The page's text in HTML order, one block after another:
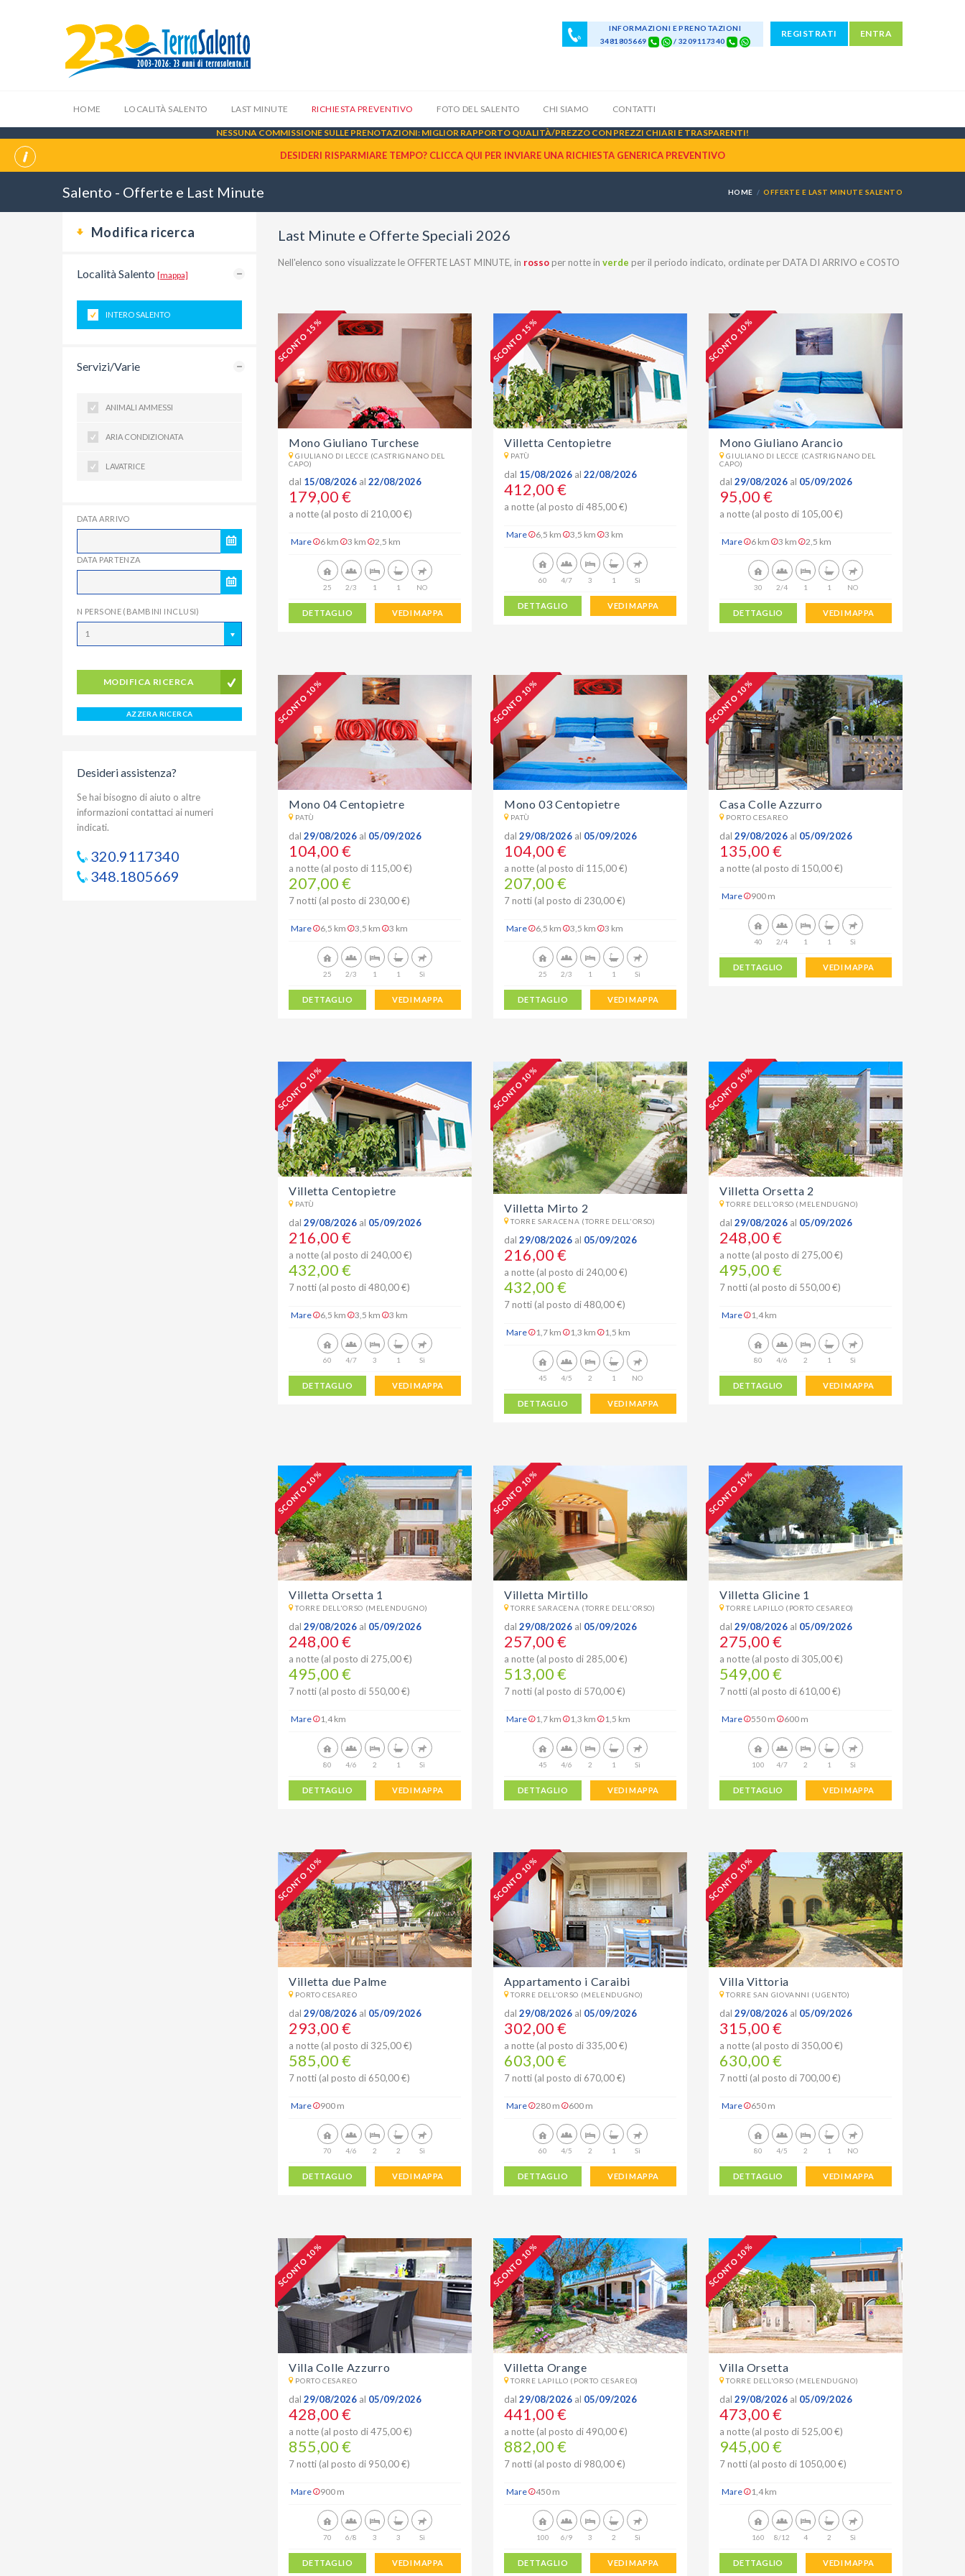
REGISTRATI ENTRA
INFORMAZIONI E PRENOTAZIONI
3481805669
/ 3209117340
HOME LOCALITÀ SALENTO LAST MINUTE RICHIESTA PREVENTIVO FOTO DEL SALENTO CHI SIAMO CONTATTI
NESSUNA COMMISSIONE SULLE PRENOTAZIONI: MIGLIOR RAPPORTO QUALITÀ/PREZZO CON PREZZI CHIARI E TRASPARENTI!
DESIDERI RISPARMIARE TEMPO? CLICCA QUI PER INVIARE UNA RICHIESTA GENERICA PREVENTIVO
Salento - Offerte e Last Minute HOME OFFERTE E LAST MINUTE SALENTO
Modifica ricerca
Località Salento [mappa]
INTERO SALENTO
Servizi/Varie
ANIMALI AMMESSI
ARIA CONDIZIONATA
LAVATRICE
DATA ARRIVO
DATA PARTENZA
N PERSONE (BAMBINI INCLUSI)
1
MODIFICA RICERCA
AZZERA RICERCA
Desideri assistenza?
Se hai bisogno di aiuto o altre
informazioni contattaci ai numeri
indicati.
320.9117340
348.1805669
Last Minute e Offerte Speciali 2026
Nell'elenco sono visualizzate le OFFERTE LAST MINUTE, in rosso per notte in verde per il periodo indicato, ordinate per DATA DI ARRIVO e COSTO
SCONTO 15 %
Mono Giuliano Turchese
GIULIANO DI LECCE (CASTRIGNANO DEL
CAPO)
dal 15/08/2026 al 22/08/2026
179,00 €
a notte (al posto di 210,00 €)
Mare 6 km 3 km 2,5 km
NO
1
1
2/3
25
DETTAGLIO VEDI MAPPA
SCONTO 15 %
Villetta Centopietre
PATÙ
dal 15/08/2026al 22/08/2026
412,00 €
a notte (al posto di 485,00 €)
Mare 6,5 km 3,5 km 3 km
Sì
1
3
4/7
60
DETTAGLIO VEDI MAPPA
SCONTO 10 %
Mono Giuliano Arancio
GIULIANO DI LECCE (CASTRIGNANO DEL
CAPO)
dal 29/08/2026al 05/09/2026
95,00 €
a notte (al posto di 105,00 €)
Mare 6 km 3 km 2,5 km
NO
1
1
2/4
30
DETTAGLIO VEDI MAPPA
SCONTO 10 %
Mono 04 Centopietre
PATÙ
dal 29/08/2026 al 05/09/2026
104,00 €
a notte (al posto di 115,00 €)
207,00 €
7 notti (al posto di 230,00 €)
Mare 6,5 km 3,5 km 3 km
Sì
1
1
2/3
25
DETTAGLIO VEDI MAPPA
SCONTO 10 %
Mono 03 Centopietre
PATÙ
dal 29/08/2026al 05/09/2026
104,00 €
a notte (al posto di 115,00 €)
207,00 €
7 notti (al posto di 230,00 €)
Mare 6,5 km 3,5 km 3 km
Sì
1
1
2/3
25
DETTAGLIO VEDI MAPPA
SCONTO 10 %
Casa Colle Azzurro
PORTO CESAREO
dal 29/08/2026al 05/09/2026
135,00 €
a notte (al posto di 150,00 €)
Mare 900 m
Sì
1
1
2/4
40
DETTAGLIO VEDI MAPPA
SCONTO 10 %
Villetta Centopietre
PATÙ
dal 29/08/2026 al 05/09/2026
216,00 €
a notte (al posto di 240,00 €)
432,00 €
7 notti (al posto di 480,00 €)
Mare 6,5 km 3,5 km 3 km
Sì
1
3
4/7
60
DETTAGLIO VEDI MAPPA
SCONTO 10 %
Villetta Mirto 2
TORRE SARACENA (TORRE DELL'ORSO)
dal 29/08/2026al 05/09/2026
216,00 €
a notte (al posto di 240,00 €)
432,00 €
7 notti (al posto di 480,00 €)
Mare 1,7 km 1,3 km 1,5 km
NO
1
2
4/5
45
DETTAGLIO VEDI MAPPA
SCONTO 10 %
Villetta Orsetta 2
TORRE DELL'ORSO (MELENDUGNO)
dal 29/08/2026al 05/09/2026
248,00 €
a notte (al posto di 275,00 €)
495,00 €
7 notti (al posto di 550,00 €)
Mare 1,4 km
Sì
1
2
4/6
80
DETTAGLIO VEDI MAPPA
SCONTO 10 %
Villetta Orsetta 1
TORRE DELL'ORSO (MELENDUGNO)
dal 29/08/2026 al 05/09/2026
248,00 €
a notte (al posto di 275,00 €)
495,00 €
7 notti (al posto di 550,00 €)
Mare 1,4 km
Sì
1
2
4/6
80
DETTAGLIO VEDI MAPPA
SCONTO 10 %
Villetta Mirtillo
TORRE SARACENA (TORRE DELL'ORSO)
dal 29/08/2026al 05/09/2026
257,00 €
a notte (al posto di 285,00 €)
513,00 €
7 notti (al posto di 570,00 €)
Mare 1,7 km 1,3 km 1,5 km
Sì
1
2
4/6
45
DETTAGLIO VEDI MAPPA
SCONTO 10 %
Villetta Glicine 1
TORRE LAPILLO (PORTO CESAREO)
dal 29/08/2026al 05/09/2026
275,00 €
a notte (al posto di 305,00 €)
549,00 €
7 notti (al posto di 610,00 €)
Mare 550 m 600 m
Sì
1
2
4/7
100
DETTAGLIO VEDI MAPPA
SCONTO 10 %
Villetta due Palme
PORTO CESAREO
dal 29/08/2026 al 05/09/2026
293,00 €
a notte (al posto di 325,00 €)
585,00 €
7 notti (al posto di 650,00 €)
Mare 900 m
Sì
2
2
4/6
70
DETTAGLIO VEDI MAPPA
SCONTO 10 %
Appartamento i Caraibi
TORRE DELL'ORSO (MELENDUGNO)
dal 29/08/2026al 05/09/2026
302,00 €
a notte (al posto di 335,00 €)
603,00 €
7 notti (al posto di 670,00 €)
Mare 280 m 600 m
Sì
1
2
4/5
60
DETTAGLIO VEDI MAPPA
SCONTO 10 %
Villa Vittoria
TORRE SAN GIOVANNI (UGENTO)
dal 29/08/2026al 05/09/2026
315,00 €
a notte (al posto di 350,00 €)
630,00 €
7 notti (al posto di 700,00 €)
Mare 650 m
NO
1
2
4/5
80
DETTAGLIO VEDI MAPPA
SCONTO 10 %
Villa Colle Azzurro
PORTO CESAREO
dal 29/08/2026 al 05/09/2026
428,00 €
a notte (al posto di 475,00 €)
855,00 €
7 notti (al posto di 950,00 €)
Mare 900 m
Sì
3
3
6/8
70
DETTAGLIO VEDI MAPPA
SCONTO 10 %
Villetta Orange
TORRE LAPILLO (PORTO CESAREO)
dal 29/08/2026al 05/09/2026
441,00 €
a notte (al posto di 490,00 €)
882,00 €
7 notti (al posto di 980,00 €)
Mare 450 m
Sì
2
3
6/9
100
DETTAGLIO VEDI MAPPA
SCONTO 10 %
Villa Orsetta
TORRE DELL'ORSO (MELENDUGNO)
dal 29/08/2026al 05/09/2026
473,00 €
a notte (al posto di 525,00 €)
945,00 €
7 notti (al posto di 1050,00 €)
Mare 1,4 km
Sì
2
4
8/12
160
DETTAGLIO VEDI MAPPA